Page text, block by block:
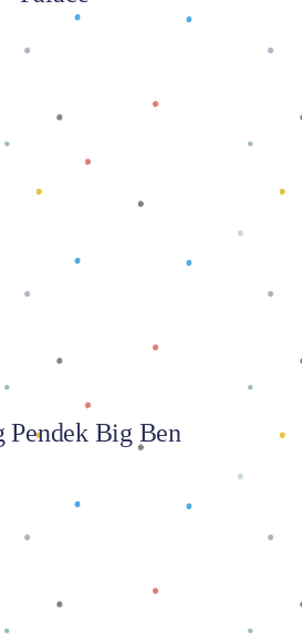
selengkapnya
Pendek Big Ben